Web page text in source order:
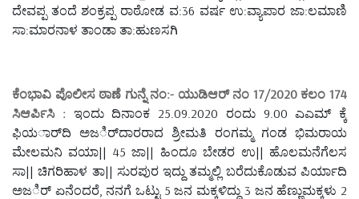
ದೇವಪ್ಪ ತಂದೆ ಶಂಕ್ರಪ್ಪ ರಾಠೋಡ ವ:36 ವರ್ಷ ಉ:ವ್ಯಾಪಾರ ಜಾ:ಲಮಾಣಿ
ಸಾ:ಮಾರನಾಳ ತಾಂಡಾ ತಾ:ಹುಣಸಗಿ
ಕೆಂಭಾವಿ ಪೊಲೀಸ ಠಾಣೆ ಗುನ್ನೆ ನಂ:- ಯುಡಿಆರ್ ನಂ 17/2020 ಕಲಂ 174
ಸಿಆರ್ಪಿಸಿ :ಇಂದು ದಿನಾಂಕ 25.09.2020 ರಂದು 9.00 ಎಎಮ್ ಕ್ಕೆ
ಫಿಯರ್ಾದಿ ಅಜರ್ಿದಾರರಾದ ಶ್ರೀಮತಿ ರಂಗಮ್ಮ ಗಂಡ ಭಿಮರಾಯ
ಮೇಲಮನಿ ವಯಾ|| 45 ಜಾ|| ಹಿಂದೂ ಬೇಡರ ಉ|| ಹೊಲಮನೆಗೆಲಸ
ಸಾ|| ಚಿಗರಿಹಾಳ ತಾ|| ಸುರಪುರ ಇದ್ದು ತಮ್ಮಲ್ಲಿ ಬರೆದುಕೊಡುವ ಪಿರ್ಯಾದಿ
ಅಜರ್ಿ ಏನೆಂದರೆ, ನನಗೆ ಒಟ್ಟು 5 ಜನ ಮಕ್ಕಳಿದ್ದು 3 ಜನ ಹೆಣ್ಣುಮಕ್ಕಳು 2